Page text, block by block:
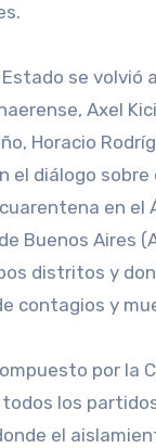
se volvió
Axel
Horacio
el diálogo sobre
en el
Buenos Aires
distritos y
contagios y
por la
los
el